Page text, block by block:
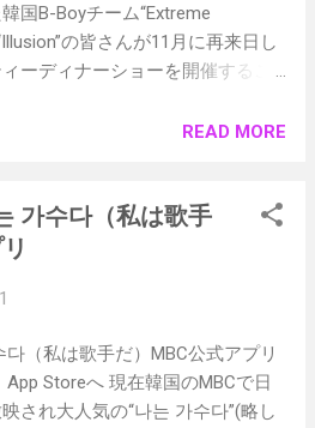
의 천사여 언제나 나의 곁을 지켜줘
Thank you, Thank you 너에게 하고
No No No No 고맙다는 그 말뿐
가르쳐준 그대죠 내맘에 넘쳐나는
줘요 그리고 Thank you, Thank you
싶은 한마디 No No No No 사랑
国B-Boyチーム“Extreme
の皆さんが11月に再来日し
ーディナーショーを開催するこ
～20:00 場所：稲沢市民会館
info@hahaha-korea.net ＜B-
B-Boy（びーぼーい）とは、 ブ
数々の世界大会で活躍し、その実
ム“Extreme Crew”等が世界大会
韓国内でも逆に注目を浴びるよう
た。 李明博大統領も観に来まし
READ MORE
가수다（私は歌手
다（私は歌手だ）MBC公式アプリ
App Storeへ 現在韓国のMBCで日
され大人気の“나는 가수다”(略し